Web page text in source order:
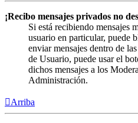
¡Recibo mensajes privados no
Si está recibiendo mensajes
usuario en particular, puede
enviar mensajes dentro de
de Usuario, puede usar el
dichos mensajes a los
Administración.
Arriba